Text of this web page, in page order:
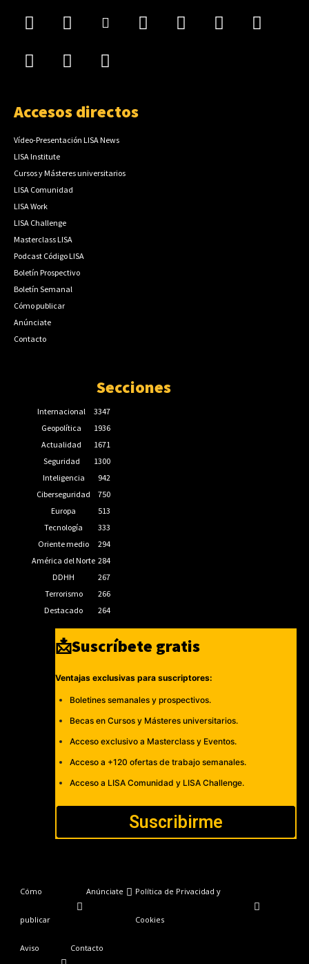
Accesos directos
Vídeo-Presentación LISA News
LISA Institute
Cursos y Másteres universitarios
LISA Comunidad
LISA Work
LISA Challenge
Masterclass LISA
Podcast Código LISA
Boletín Prospectivo
Boletín Semanal
Cómo publicar
Anúnciate
Contacto
Secciones
Internacional
3347
Geopolítica
1936
Actualidad
1671
Seguridad
1300
Inteligencia
942
Ciberseguridad
750
Europa
513
Tecnología
333
Oriente medio
294
América del Norte 284
DDHH
267
Terrorismo
266
Destacado
264
📩Suscríbete gratis
Ventajas exclusivas para suscriptores:
Boletines semanales y prospectivos.
Becas en Cursos y Másteres universitarios.
Acceso exclusivo a Masterclass y Eventos.
Acceso a +120 ofertas de trabajo semanales.
Acceso a LISA Comunidad y LISA Challenge.
Suscribirme
Cómo
publicar
Anúnciate Política de Privacidad y
Cookies
Aviso Contacto